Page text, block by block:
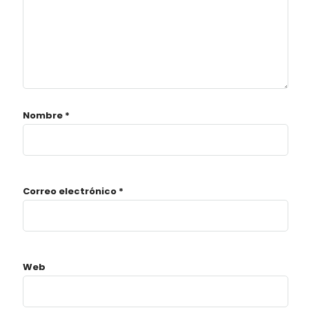
Nombre *
Correo electrónico *
Web